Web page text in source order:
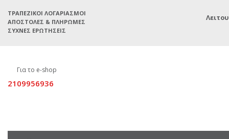
ΤΡΑΠΕΖΙΚΟΊ ΛΟΓΑΡΙΑΣΜΟΊ
ΑΠΟΣΤΟΛΈΣ & ΠΛΗΡΩΜΈΣ
ΣΥΧΝΈΣ ΕΡΩΤΉΣΕΙΣ
Για το e-shop
2109956936